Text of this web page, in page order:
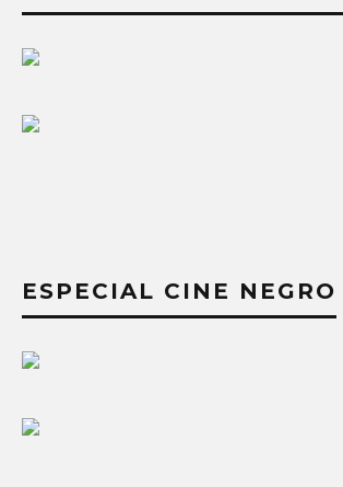
ESPECIAL CINE NEGRO